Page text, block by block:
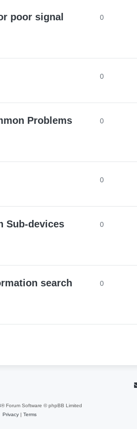
poor signal
0
0
Problems
0
0
Sub-devices
0
search
0
® Forum Software © phpBB Limited
Privacy| Terms